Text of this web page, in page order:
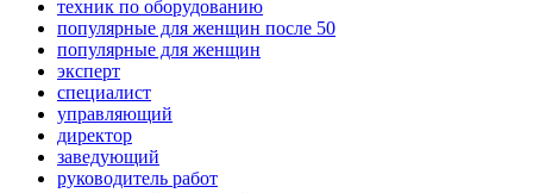
техник по оборудованию
популярные для женщин после 50
популярные для женщин
эксперт
специалист
управляющий
директор
заведующий
руководитель работ